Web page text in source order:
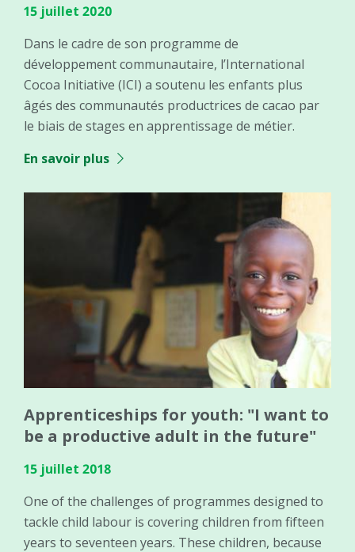
15 juillet 2020
Dans le cadre de son programme de
développement communautaire, l’International
Cocoa Initiative (ICI) a soutenu les enfants plus
âgés des communautés productrices de cacao par
le biais de stages en apprentissage de métier.
En savoir plus
Apprenticeships for youth: "I want to
be a productive adult in the future"
15 juillet 2018
One of the challenges of programmes designed to
tackle child labour is covering children from fifteen
years to seventeen years. These children, because